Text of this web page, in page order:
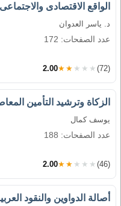
الواقع الاقتصادى
د. ياسر العدوان
عدد الصفحات: 172
2.00★★★★★ (72)
الزكاة وترشيد التأمين
يوسف كمال
عدد الصفحات: 188
2.00★★★★★ (46)
أصالة الدواوين والنقود